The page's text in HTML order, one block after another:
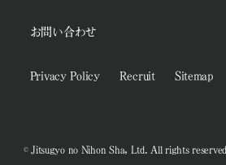
お問い合わせ
Privacy Policy Recruit Sitemap
© Jitsugyo no Nihon Sha, Ltd. All rights reserved.